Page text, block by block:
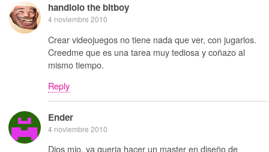
handlolo the bitboy
4 noviembre 2010
Crear videojuegos no tiene nada que ver, con jugarlos.
Creedme que es una tarea muy tediosa y coñazo al
mismo tiempo.
Reply
Ender
4 noviembre 2010
Dios mio, ya queria hacer un master en diseño de